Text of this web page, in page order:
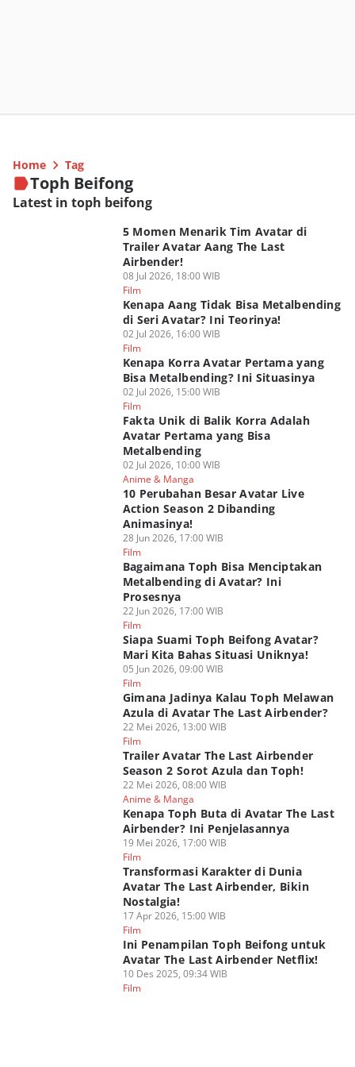
Home Tag
Toph Beifong
Latest in toph beifong
5 Momen Menarik Tim Avatar di
Trailer Avatar Aang The Last
Airbender!
08 Jul 2026, 18:00 WIB
Film
Kenapa Aang Tidak Bisa Metalbending
di Seri Avatar? Ini Teorinya!
02 Jul 2026, 16:00 WIB
Film
Kenapa Korra Avatar Pertama yang
Bisa Metalbending? Ini Situasinya
02 Jul 2026, 15:00 WIB
Film
Fakta Unik di Balik Korra Adalah
Avatar Pertama yang Bisa
Metalbending
02 Jul 2026, 10:00 WIB
Anime & Manga
10 Perubahan Besar Avatar Live
Action Season 2 Dibanding
Animasinya!
28 Jun 2026, 17:00 WIB
Film
Bagaimana Toph Bisa Menciptakan
Metalbending di Avatar? Ini
Prosesnya
22 Jun 2026, 17:00 WIB
Film
Siapa Suami Toph Beifong Avatar?
Mari Kita Bahas Situasi Uniknya!
05 Jun 2026, 09:00 WIB
Film
Gimana Jadinya Kalau Toph Melawan
Azula di Avatar The Last Airbender?
22 Mei 2026, 13:00 WIB
Film
Trailer Avatar The Last Airbender
Season 2 Sorot Azula dan Toph!
22 Mei 2026, 08:00 WIB
Anime & Manga
Kenapa Toph Buta di Avatar The Last
Airbender? Ini Penjelasannya
19 Mei 2026, 17:00 WIB
Film
Transformasi Karakter di Dunia
Avatar The Last Airbender, Bikin
Nostalgia!
17 Apr 2026, 15:00 WIB
Film
Ini Penampilan Toph Beifong untuk
Avatar The Last Airbender Netflix!
10 Des 2025, 09:34 WIB
Film